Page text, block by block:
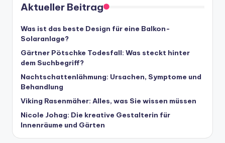
Aktueller Beitrag
Was ist das beste Design für eine Balkon-
Solaranlage?
Gärtner Pötschke Todesfall: Was steckt hinter
dem Suchbegriff?
Nachtschattenlähmung: Ursachen, Symptome und
Behandlung
Viking Rasenmäher: Alles, was Sie wissen müssen
Nicole Johag: Die kreative Gestalterin für
Innenräume und Gärten